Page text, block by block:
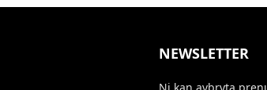
NEWSLETTER